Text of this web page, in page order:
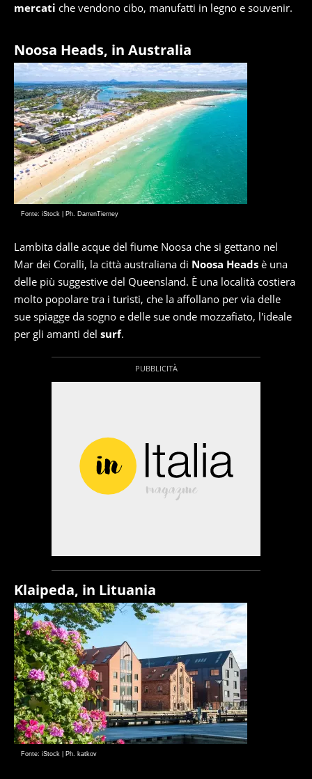
mercati che vendono cibo, manufatti in legno e souvenir.
Noosa Heads, in Australia
Fonte: iStock | Ph. DarrenTierney
Lambita dalle acque del fiume Noosa che si gettano nel
Mar dei Coralli, la città australiana di Noosa Heads è una
delle più suggestive del Queensland. È una località costiera
molto popolare tra i turisti, che la affollano per via delle
sue spiagge da sogno e delle sue onde mozzafiato, l'ideale
per gli amanti del surf.
Klaipeda, in Lituania
Fonte: iStock | Ph. katkov